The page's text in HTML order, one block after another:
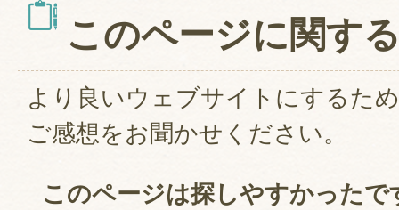
このページに関す
より良いウェブサイトにするた
ご感想をお聞かせください。
このページは探しやすかったで